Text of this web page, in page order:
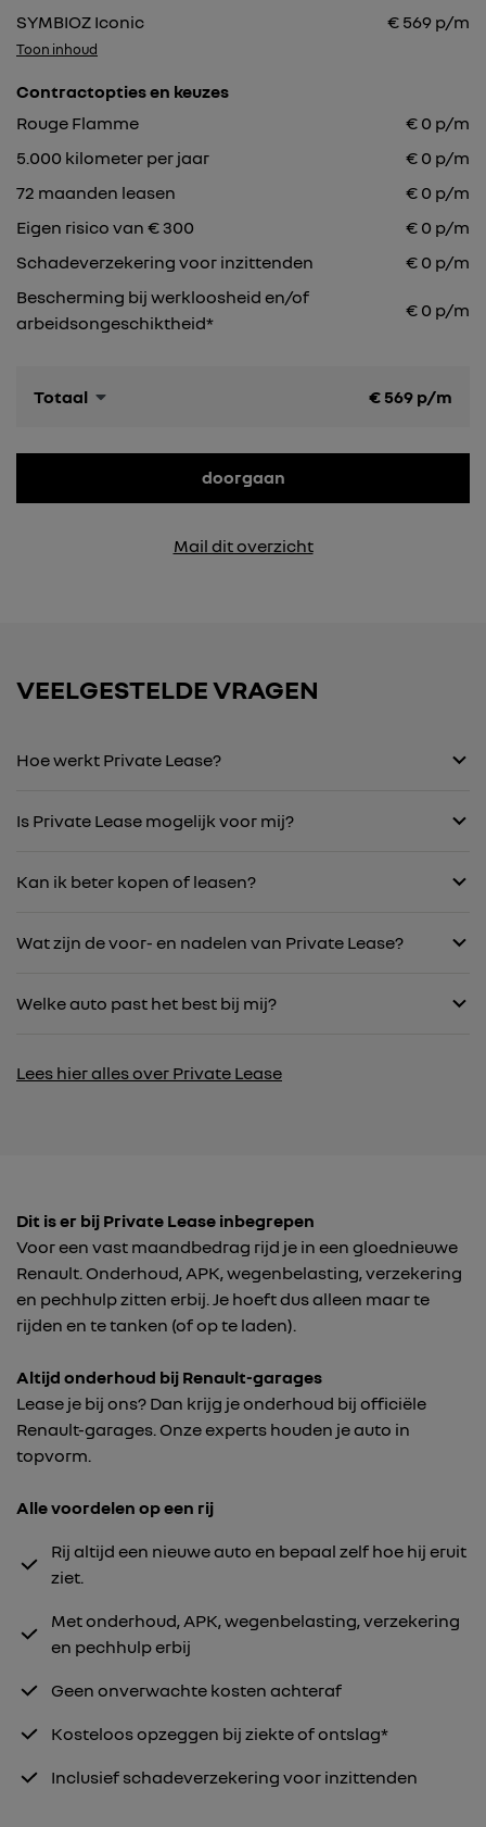
SYMBIOZ Iconic
€ 569 p/m
Toon inhoud
Contractopties en keuzes
Rouge Flamme
€ 0 p/m
5.000 kilometer per jaar € 0 p/m
72 maanden leasen € 0 p/m
Eigen risico van € 300
€ 0 p/m
Schadeverzekering voor inzittenden
€ 0 p/m
Bescherming bij werkloosheid en/of
arbeidsongeschiktheid*
€ 0 p/m
Totaal € 569 p/m
doorgaan
Mail dit overzicht
VEELGESTELDE VRAGEN
Hoe werkt Private Lease?
Is Private Lease mogelijk voor mij?
Kan ik beter kopen of leasen?
Wat zijn de voor- en nadelen van Private Lease?
Welke auto past het best bij mij?
Lees hier alles over Private Lease
Dit is er bij Private Lease inbegrepen
Voor een vast maandbedrag rijd je in een gloednieuwe
Renault. Onderhoud, APK, wegenbelasting, verzekering
en pechhulp zitten erbij. Je hoeft dus alleen maar te
rijden en te tanken (of op te laden).
Altijd onderhoud bij Renault-garages
Lease je bij ons? Dan krijg je onderhoud bij officiële
Renault-garages. Onze experts houden je auto in
topvorm.
Alle voordelen op een rij
Rij altijd een nieuwe auto en bepaal zelf hoe hij eruit
ziet.
Met onderhoud, APK, wegenbelasting, verzekering
en pechhulp erbij
Geen onverwachte kosten achteraf
Kosteloos opzeggen bij ziekte of ontslag*
Inclusief schadeverzekering voor inzittenden